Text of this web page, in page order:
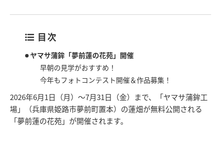
目次
ヤマサ蒲鉾「夢前蓮の花苑」開催
早朝の見学がおすすめ！
今年もフォトコンテスト開催＆作品募集！
2026年6月1日（月）～7月31日（金）まで、「ヤマサ蒲鉾工
場」（兵庫県姫路市夢前町置本）の蓮畑が無料公開される
「夢前蓮の花苑」が開催されます。